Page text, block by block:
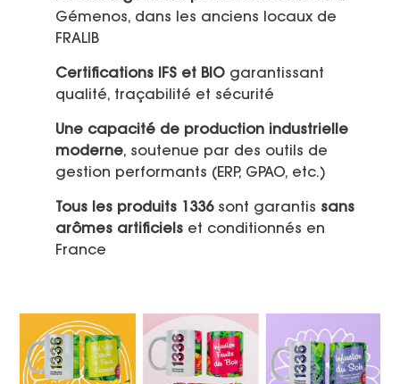
Gémenos, dans les anciens locaux de
FRALIB
Certifications IFS et BIO garantissant
qualité, traçabilité et sécurité
Une capacité de production industrielle
moderne, soutenue par des outils de
gestion performants (ERP, GPAO, etc.)
Tous les produits 1336sont garantis sans
arômes artificiels et conditionnés en
France